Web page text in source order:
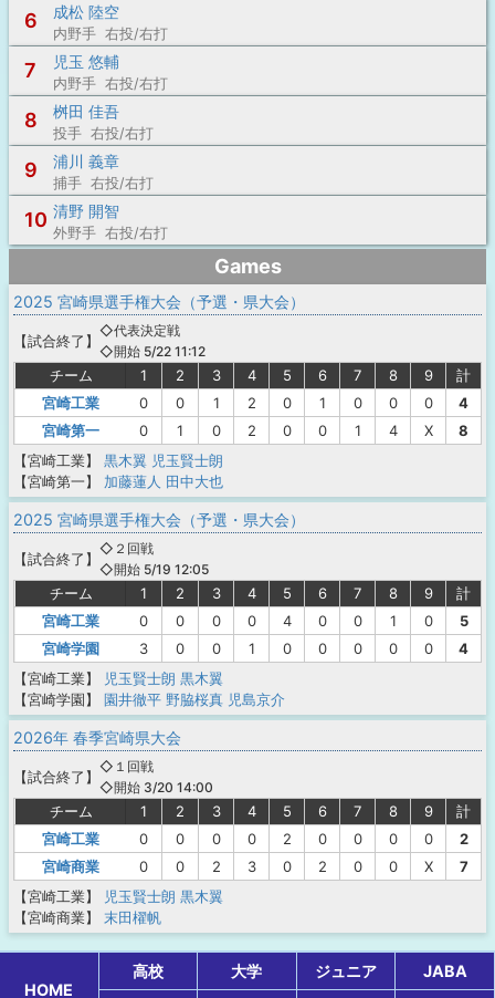
6 成松 陸空
内野手 右投/右打
7 児玉 悠輔
内野手 右投/右打
8 桝田 佳吾
投手 右投/右打
9 浦川 義章
捕手 右投/右打
10 清野 開智
外野手 右投/右打
Games
2025 宮崎県選手権大会（予選・県大会）
【試合終了 】
◇代表決定戦
◇開始 5/22 11:12
チーム 1 2 3 4 5 6 7 8 9
計
宮崎工業
0 0 1 2 0 1 0 0 0
4
宮崎第一
0 1 0 2 0 0 1 4 X
8
【宮崎工業】
黒木翼 児玉賢士朗
【宮崎第一】
加藤蓮人 田中大也
2025 宮崎県選手権大会（予選・県大会）
【試合終了 】
◇２回戦
◇開始 5/19 12:05
チーム 1 2 3 4 5 6 7 8 9
計
宮崎工業
0 0 0 0 4 0 0 1 0
5
宮崎学園
3 0 0 1 0 0 0 0 0
4
【宮崎工業】
児玉賢士朗 黒木翼
【宮崎学園】
園井徹平 野脇桜真 児島京介
2026年 春季宮崎県大会
【試合終了 】
◇１回戦
◇開始 3/20 14:00
チーム 1 2 3 4 5 6 7 8 9
計
宮崎工業
0 0 0 0 2 0 0 0 0
2
宮崎商業
0 0 2 3 0 2 0 0 X
7
【宮崎工業】
児玉賢士朗 黒木翼
【宮崎商業】
末田櫂帆
HOME
高校 大学 ジュニア JABA